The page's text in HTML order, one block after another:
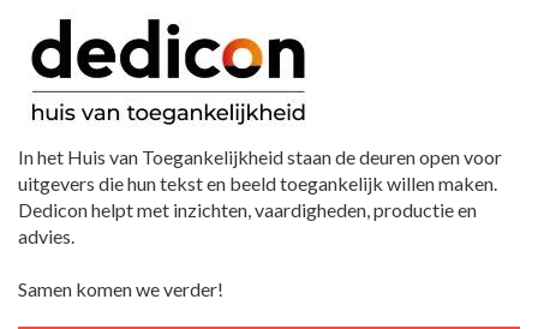
In het Huis van Toegankelijkheid staan de deuren open voor
uitgevers die hun tekst en beeld toegankelijk willen maken.
Dedicon helpt met inzichten, vaardigheden, productie en
advies.
Samen komen we verder!